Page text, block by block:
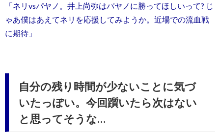
「ネリvsパヤノ。井上尚弥はパヤノに勝ってほしいって? じ
ゃあ僕はあえてネリを応援してみようか。近場での流血戦
に期待」
自分の残り時間が少ないことに気づ
いたっぽい。今回躓いたら次はない
と思ってそうな…